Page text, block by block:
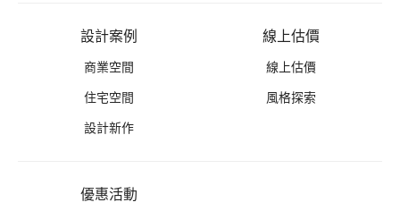
設計案例
商業空間
住宅空間
設計新作
線上估價
線上估價
風格探索
優惠活動